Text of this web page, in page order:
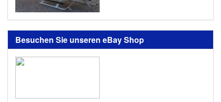
Besuchen Sie unseren eBay Shop